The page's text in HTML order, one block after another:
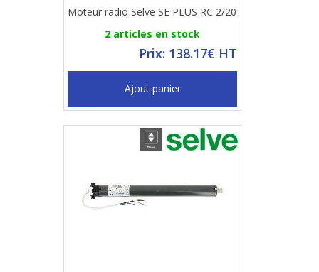
Moteur radio Selve SE PLUS RC 2/20
2 articles en stock
Prix: 138.17€ HT
Ajout panier